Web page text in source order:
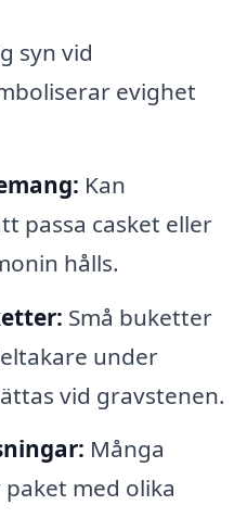
syn vid
evighet
Kan
passa casket eller
hålls.
Små buketter
under
vid gravstenen.
Många
med olika